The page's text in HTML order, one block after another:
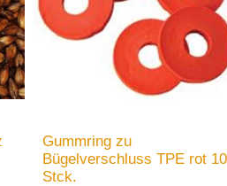
Gummring zu
Bügelverschluss TPE rot 10
Stck.